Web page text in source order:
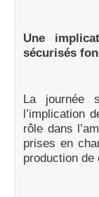
Une
sécurisés
La journée
l’implication
rôle dans
prises en
production